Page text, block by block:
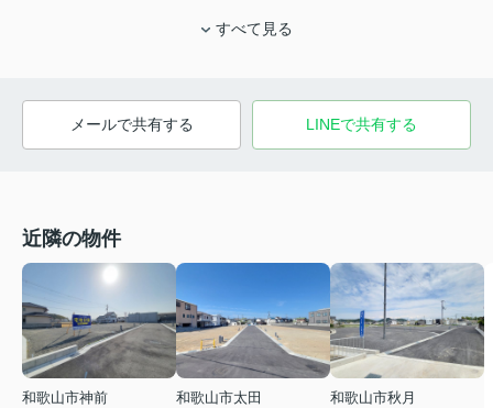
すべて見る
メールで共有する LINEで共有する
近隣の物件
和歌山市神前
和歌山市太田
和歌山市秋月